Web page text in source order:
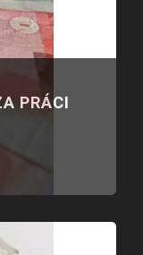
PRÁCI